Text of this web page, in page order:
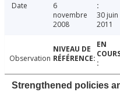
Date
6
novembre
2008
30 juin
2011
Observation
Strengthened policies